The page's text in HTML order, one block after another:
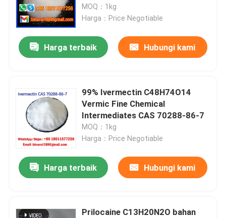
38-6
MOQ：1kg
Harga：Price Negotiable
Harga terbaik Hubungi kami
99% Ivermectin C48H74O14
Vermic Fine Chemical
Intermediates CAS 70288-86-7
MOQ：1kg
Harga：Price Negotiable
Harga terbaik Hubungi kami
Prilocaine C13H20N2O bahan